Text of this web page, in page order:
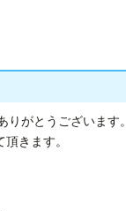
がとうございます。
きます。